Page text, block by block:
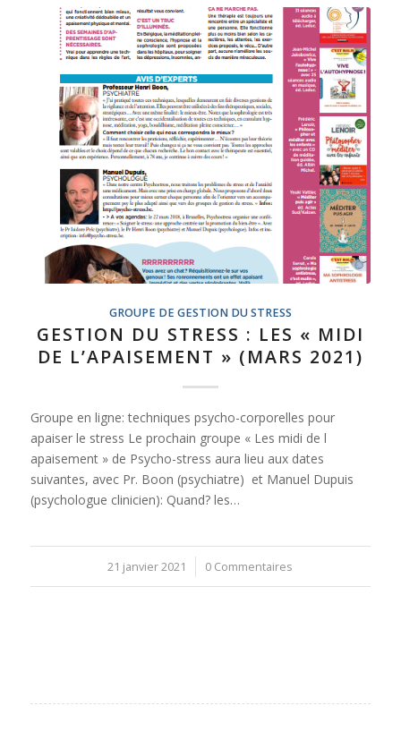
GROUPE DE GESTION DU STRESS
GESTION DU STRESS : LES « MIDI
DE L’APAISEMENT » (MARS 2021)
Groupe en ligne: techniques psycho-corporelles pour
apaiser le stress Le prochain groupe « Les midi de l
apaisement » de Psycho-stress aura lieu aux dates
suivantes, avec Pr. Boon (psychiatre) et Manuel Dupuis
(psychologue clinicien): Quand? les…
21 janvier 2021
/ 0 Commentaires